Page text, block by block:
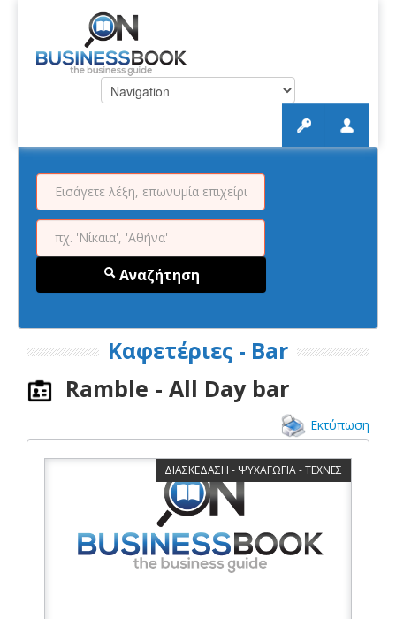
Αναζήτηση
Καφετέριες - Bar
Ramble - All Day bar
Εκτύπωση
ΔΙΑΣΚΕΔΑΣΗ - ΨΥΧΑΓΩΓΙΑ - ΤΕΧΝΕΣ